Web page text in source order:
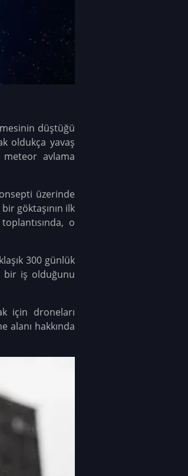
düştüğü
oldukça yavaş
meteor avlama
üzerinde
göktaşının ilk
o
300 günlük
bir iş olduğunu
için droneları
alanı hakkında